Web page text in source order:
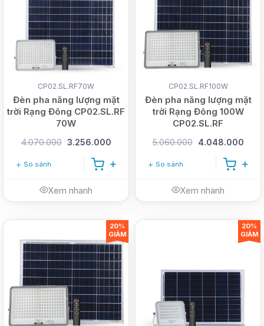
CP02.SL.RF70W
Đèn pha năng lượng mặt
trời Rạng Đông CP02.SL.RF
70W
4.070.000 3.256.000
So sánh
Xem nhanh
CP02.SL.RF100W
Đèn pha năng lượng mặt
trời Rạng Đông 100W
CP02.SL.RF
5.060.000 4.048.000
So sánh
Xem nhanh
20%
GIẢM
20%
GIẢM